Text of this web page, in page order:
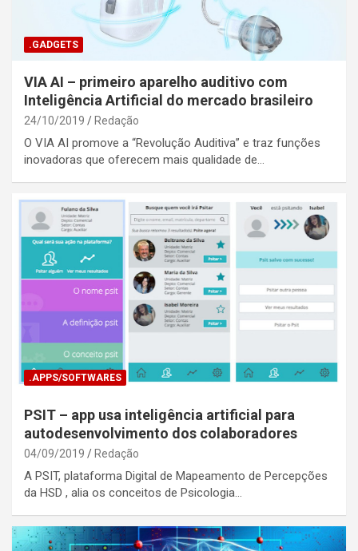
.GADGETS
VIA AI – primeiro aparelho auditivo com
Inteligência Artificial do mercado brasileiro
24/10/2019 Redação
O VIA AI promove a “Revolução Auditiva” e traz funções
inovadoras que oferecem mais qualidade de…
.APPS/SOFTWARES
PSIT – app usa inteligência artificial para
autodesenvolvimento dos colaboradores
04/09/2019 Redação
A PSIT, plataforma Digital de Mapeamento de Percepções
da HSD , alia os conceitos de Psicologia…